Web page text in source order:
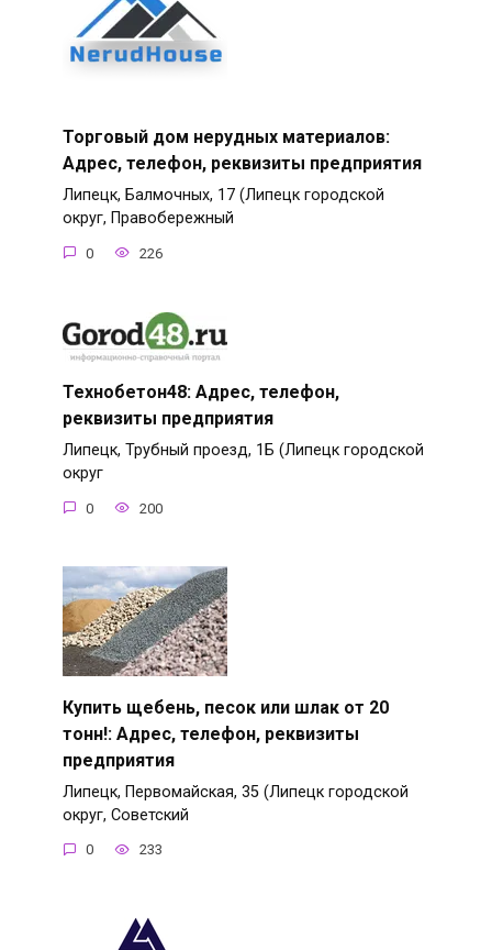
Торговый дом нерудных материалов:
Адрес, телефон, реквизиты предприятия
Липецк, Балмочных, 17 (Липецк городской
округ, Правобережный
0 226
Технобетон48: Адрес, телефон,
реквизиты предприятия
Липецк, Трубный проезд, 1Б (Липецк городской
округ
0 200
Купить щебень, песок или шлак от 20
тонн!: Адрес, телефон, реквизиты
предприятия
Липецк, Первомайская, 35 (Липецк городской
округ, Советский
0 233